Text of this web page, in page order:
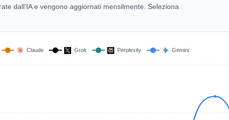
dall'IA e vengono aggiornati mensilmente. Seleziona